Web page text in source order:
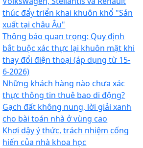
thúc đẩy triển khai khuôn khổ "Sản
xuất tại châu Âu"
Thông báo quan trọng: Quy định
bắt buộc xác thực lại khuôn mặt khi
thay đổi điện thoại (áp dụng từ 15-
6-2026)
Những khách hàng nào chưa xác
thực thông tin thuê bao di động?
Gạch đất không nung, lời giải xanh
cho bài toán nhà ở vùng cao
Khơi dậy ý thức, trách nhiệm cống
hiến của nhà khoa học